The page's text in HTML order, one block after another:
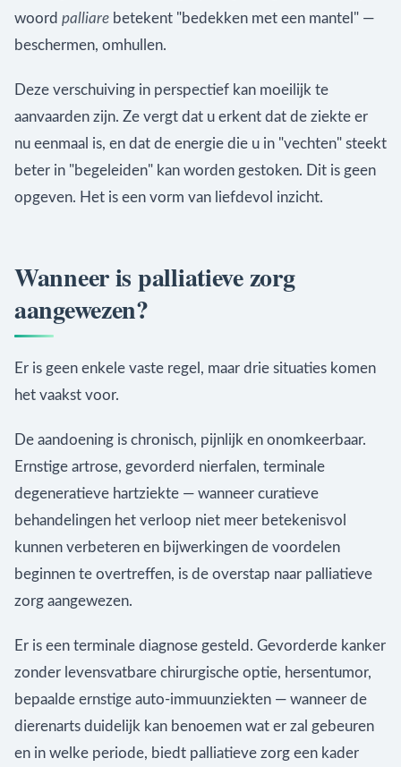
woord palliare betekent "bedekken met een mantel" —
beschermen, omhullen.
Deze verschuiving in perspectief kan moeilijk te
aanvaarden zijn. Ze vergt dat u erkent dat de ziekte er
nu eenmaal is, en dat de energie die u in "vechten" steekt
beter in "begeleiden" kan worden gestoken. Dit is geen
opgeven. Het is een vorm van liefdevol inzicht.
Wanneer is palliatieve zorg
aangewezen?
Er is geen enkele vaste regel, maar drie situaties komen
het vaakst voor.
De aandoening is chronisch, pijnlijk en onomkeerbaar.
Ernstige artrose, gevorderd nierfalen, terminale
degeneratieve hartziekte — wanneer curatieve
behandelingen het verloop niet meer betekenisvol
kunnen verbeteren en bijwerkingen de voordelen
beginnen te overtreffen, is de overstap naar palliatieve
zorg aangewezen.
Er is een terminale diagnose gesteld. Gevorderde kanker
zonder levensvatbare chirurgische optie, hersentumor,
bepaalde ernstige auto-immuunziekten — wanneer de
dierenarts duidelijk kan benoemen wat er zal gebeuren
en in welke periode, biedt palliatieve zorg een kader